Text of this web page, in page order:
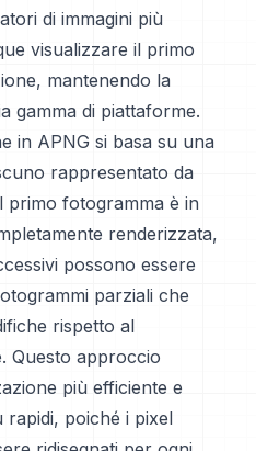
di immagini più
visualizzare il primo
mantenendo la
gamma di piattaforme.
in APNG si basa su una
rappresentato da
primo fotogramma è in
renderizzata,
possono essere
parziali che
rispetto al
Questo approccio
più efficiente e
rapidi, poiché i pixel